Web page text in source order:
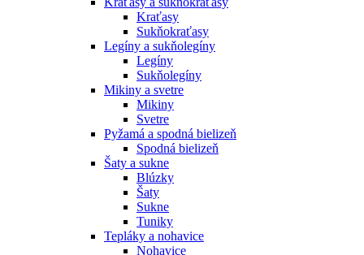
Kraťasy
Sukňokraťasy
Legíny a sukňolegíny
Legíny
Sukňolegíny
Mikiny a svetre
Mikiny
Svetre
Pyžamá a spodná bielizeň
Spodná bielizeň
Šaty a sukne
Blúzky
Šaty
Sukne
Tuniky
Tepláky a nohavice
Nohavice